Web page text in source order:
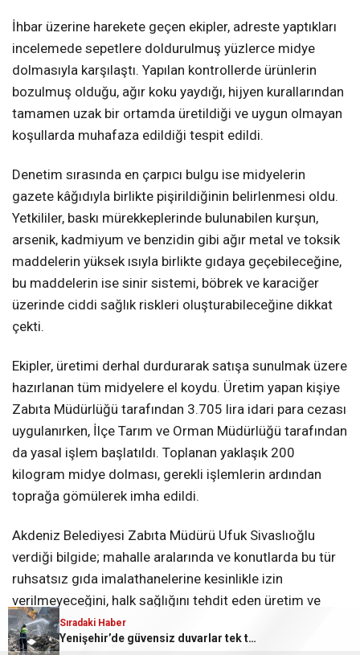
Sıradaki Haber
CARETTALAR’DA HEDEF YENİDEN SÜPER LİG
İhbar üzerine harekete geçen ekipler, adreste yaptıkları
incelemede sepetlere doldurulmuş yüzlerce midye
dolmasıyla karşılaştı. Yapılan kontrollerde ürünlerin
bozulmuş olduğu, ağır koku yaydığı, hijyen kurallarından
tamamen uzak bir ortamda üretildiği ve uygun olmayan
koşullarda muhafaza edildiği tespit edildi.
Denetim sırasında en çarpıcı bulgu ise midyelerin
gazete kâğıdıyla birlikte pişirildiğinin belirlenmesi oldu.
Yetkililer, baskı mürekkeplerinde bulunabilen kurşun,
arsenik, kadmiyum ve benzidin gibi ağır metal ve toksik
maddelerin yüksek ısıyla birlikte gıdaya geçebileceğine,
bu maddelerin ise sinir sistemi, böbrek ve karaciğer
üzerinde ciddi sağlık riskleri oluşturabileceğine dikkat
çekti.
Ekipler, üretimi derhal durdurarak satışa sunulmak üzere
hazırlanan tüm midyelere el koydu. Üretim yapan kişiye
Zabıta Müdürlüğü tarafından 3.705 lira idari para cezası
uygulanırken, İlçe Tarım ve Orman Müdürlüğü tarafından
da yasal işlem başlatıldı. Toplanan yaklaşık 200
kilogram midye dolması, gerekli işlemlerin ardından
toprağa gömülerek imha edildi.
Akdeniz Belediyesi Zabıta Müdürü Ufuk Sivaslıoğlu
verdiği bilgide; mahalle aralarında ve konutlarda bu tür
ruhsatsız gıda imalathanelerine kesinlikle izin
verilmeyeceğini, halk sağlığını tehdit eden üretim ve
satış faaliyetlerine yönelik denetimlerin aralıksız
sürdürüleceğini bildirdi.
Sıradaki Haber
Yenişehir’de güvensiz duvarlar tek tek yıkılıyor